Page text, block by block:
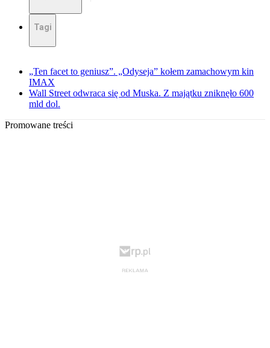
Tagi
„Ten facet to geniusz”. „Odyseja” kołem zamachowym kin
IMAX
Wall Street odwraca się od Muska. Z majątku zniknęło 600
mld dol.
Promowane treści